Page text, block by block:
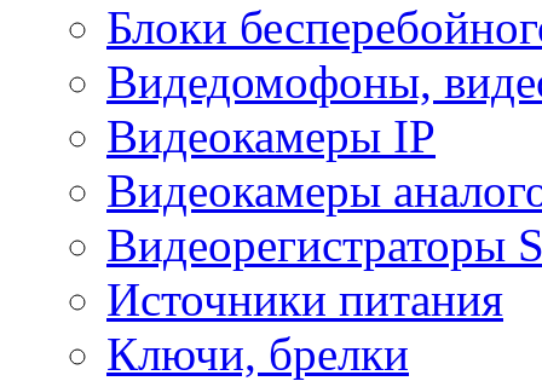
Блоки
Видедомофоны,
Видеокамеры IP
Видеокамеры
Видеорегистраторы
Источники питания
Ключи, брелки